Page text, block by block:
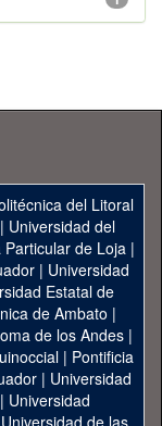
del Litoral
Universidad del
de Loja|
| Universidad
Estatal de
de Ambato |
de los Andes|
| Pontificia
| Universidad
| Universidad
Universidad de las